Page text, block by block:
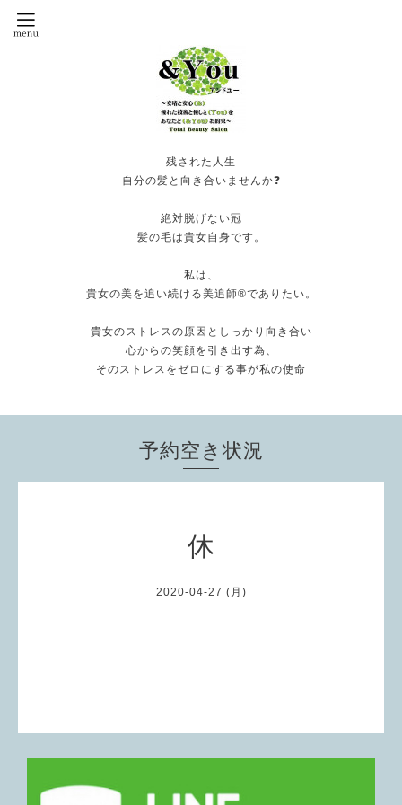
残された人生
自分の髪と向き合いませんか❓
絶対脱げない冠
髪の毛は貴女自身です。
私は、
貴女の美を追い続ける美追師®️でありたい。
貴女のストレスの原因としっかり向き合い
心からの笑顔を引き出す為、
そのストレスをゼロにする事が私の使命
予約空き状況
休
2020-04-27 (月)